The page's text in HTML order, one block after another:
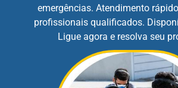
emergências. Atendimento
profissionais qualificados.
Ligue agora e resolva seu